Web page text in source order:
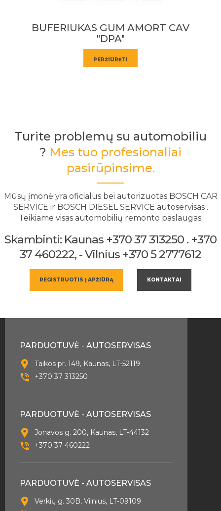
BUFERIUKAS GUM AMORT CAV
"DPA"
PERŽIŪRĖTI
Turite problemų su automobiliu
? Mes tuo profesionaliai
pasirūpinsime.
Mūsų įmonė yra oficialus bei autorizuotas BOSCH CAR
SERVICE ir BOSCH DIESEL SERVICE autoservisas .
Teikiame visas automobilių remonto paslaugas.
Skambinti: Kaunas +370 37 313250 . +370
37 460222, - Vilnius +370 5 2777612
REGISTRUOTIS Į APŽIŪRĄ KONTAKTAI
PARDUOTUVĖ - AUTOSERVISAS
Taikos pr. 149, Kaunas, LT-52119
+370 37 313250
PARDUOTUVĖ - AUTOSERVISAS
Jonavos g. 200, Kaunas, LT-44132
+370 37 460222
PARDUOTUVĖ - AUTOSERVISAS
Verkių g. 30B, Vilnius, LT-09109